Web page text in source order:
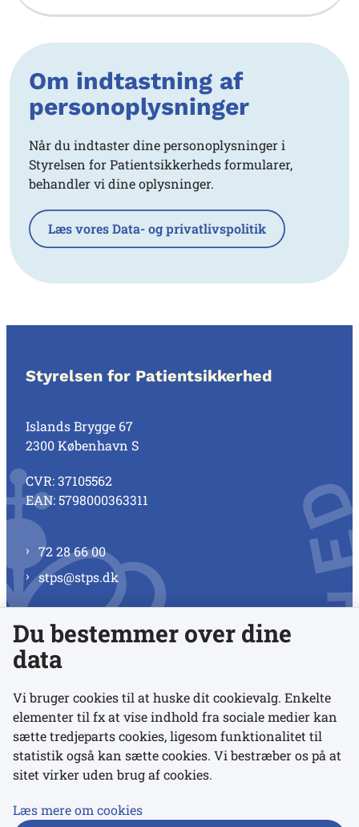
Om indtastning af
personoplysninger
Når du indtaster dine personoplysninger i
Styrelsen for Patientsikkerheds formularer,
behandler vi dine oplysninger.
Læs vores Data- og privatlivspolitik
Styrelsen for Patientsikkerhed
Islands Brygge 67
2300 København S
CVR: 37105562
EAN: 5798000363311
72 28 66 00
stps@stps.dk
Se alle kontaktnumre
Links
Udgivelser
Tilgængelighedserklæring
Du bestemmer over dine
data
Vi bruger cookies til at huske dit cookievalg. Enkelte
elementer til fx at vise indhold fra sociale medier kan
sætte tredjeparts cookies, ligesom funktionalitet til
statistik også kan sætte cookies. Vi bestræber os på at
sitet virker uden brug af cookies.
Læs mere om cookies